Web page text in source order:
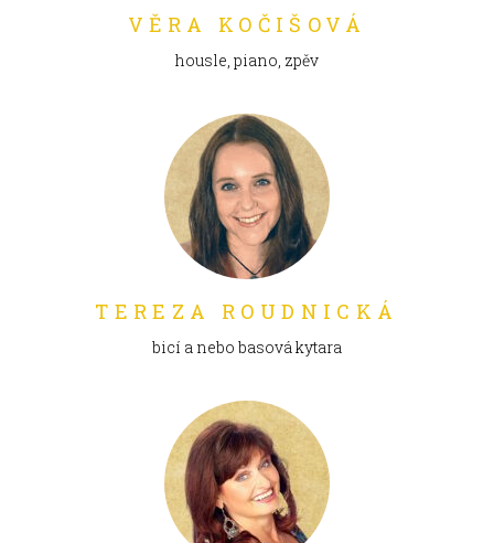
VĚRA KOČIŠOVÁ
housle, piano, zpěv
TEREZA ROUDNICKÁ
bicí a nebo basová kytara